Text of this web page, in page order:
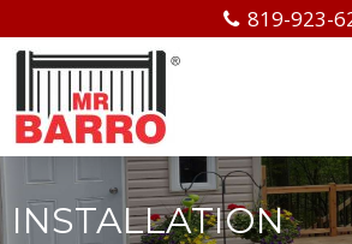
819-923-
INSTALLATION